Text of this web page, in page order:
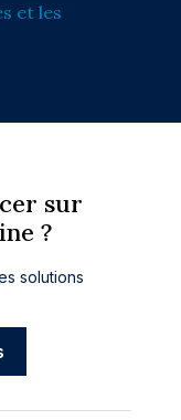
et les
sur
?
solutions